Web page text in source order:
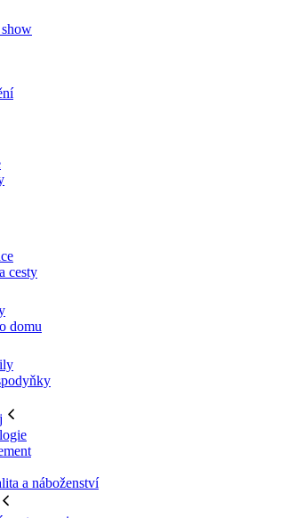
cesty
domu
a náboženství